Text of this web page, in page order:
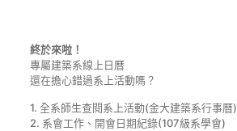
終於來啦！
專屬建築系線上日曆
還在擔心錯過系上活動嗎？
1. 全系師生查閱系上活動(金大建築系行事曆)
2. 系會工作、開會日期紀錄(107級系學會)